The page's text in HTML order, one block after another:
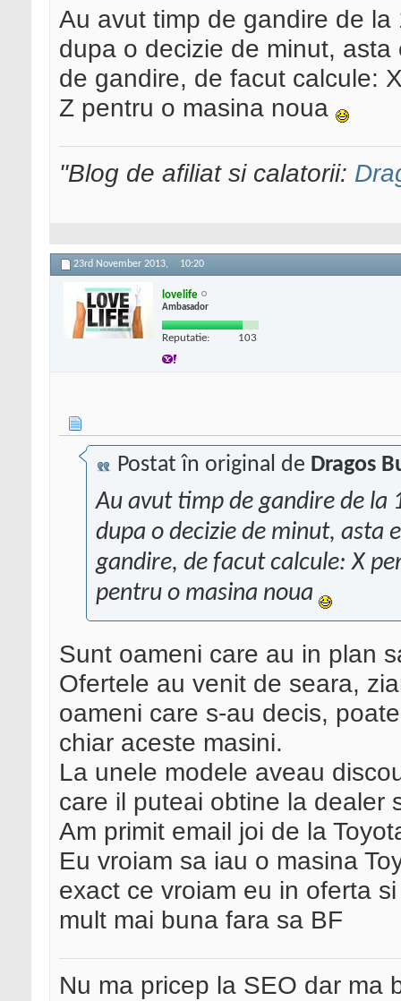
Au avut timp de gandire de
dupa o decizie de minut,
de gandire, de facut calcule:
Z pentru o masina noua
"Blog de afiliat si calatorii:
23rd November 2013, 10:20
lovelife
Ambasador
Reputatie: 103
Postat în original de Dragos
Au avut timp de gandire de la
dupa o decizie de minut, asta
gandire, de facut calcule: X
pentru o masina noua
Sunt oameni care au in plan
Ofertele au venit de seara,
oameni care s-au decis,
chiar aceste masini.
La unele modele aveau
care il puteai obtine la dealer
Am primit email joi de la
Eu vroiam sa iau o masina
exact ce vroiam eu in oferta
mult mai buna fara sa BF
Nu ma pricep la SEO dar ma